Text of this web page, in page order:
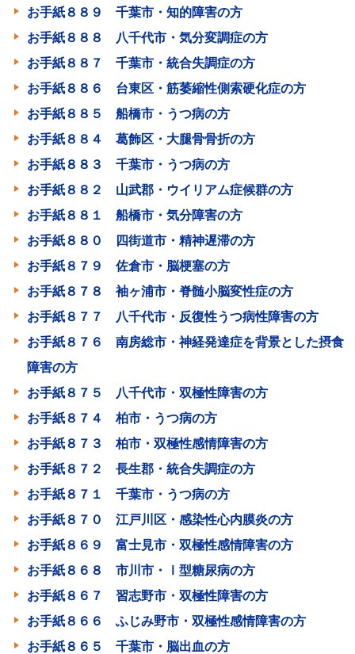
お手紙８８９ 千葉市・知的障害の方
お手紙８８８ 八千代市・気分変調症の方
お手紙８８７ 千葉市・統合失調症の方
お手紙８８６ 台東区・筋萎縮性側索硬化症の方
お手紙８８５ 船橋市・うつ病の方
お手紙８８４ 葛飾区・大腿骨骨折の方
お手紙８８３ 千葉市・うつ病の方
お手紙８８２ 山武郡・ウイリアム症候群の方
お手紙８８１ 船橋市・気分障害の方
お手紙８８０ 四街道市・精神遅滞の方
お手紙８７９ 佐倉市・脳梗塞の方
お手紙８７８ 袖ヶ浦市・脊髄小脳変性症の方
お手紙８７７ 八千代市・反復性うつ病性障害の方
お手紙８７６ 南房総市・神経発達症を背景とした摂食
障害の方
お手紙８７５ 八千代市・双極性障害の方
お手紙８７４ 柏市・うつ病の方
お手紙８７３ 柏市・双極性感情障害の方
お手紙８７２ 長生郡・統合失調症の方
お手紙８７１ 千葉市・うつ病の方
お手紙８７０ 江戸川区・感染性心内膜炎の方
お手紙８６９ 富士見市・双極性感情障害の方
お手紙８６８ 市川市・Ⅰ型糖尿病の方
お手紙８６７ 習志野市・双極性障害の方
お手紙８６６ ふじみ野市・双極性感情障害の方
お手紙８６５ 千葉市・脳出血の方